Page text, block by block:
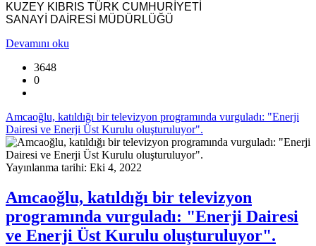
KUZEY KIBRIS TÜRK CUMHURİYETİ
SANAYİ DAİRESİ MÜDÜRLÜĞÜ
Devamını oku
3648
0
Amcaoğlu, katıldığı bir televizyon programında vurguladı: "Enerji
Dairesi ve Enerji Üst Kurulu oluşturuluyor".
Yayınlanma tarihi: Eki 4, 2022
Amcaoğlu, katıldığı bir televizyon
programında vurguladı: "Enerji Dairesi
ve Enerji Üst Kurulu oluşturuluyor".